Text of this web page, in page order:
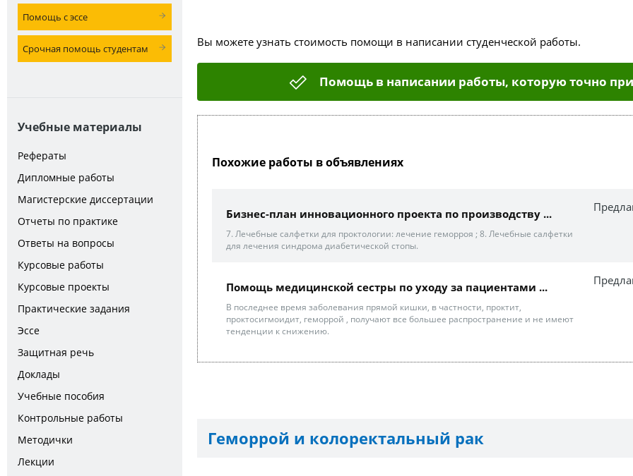
Помощь с эссе
Срочная помощь студентам
Учебные материалы
Рефераты
Дипломные работы
Магистерские диссертации
Отчеты по практике
Ответы на вопросы
Курсовые работы
Курсовые проекты
Практические задания
Эссе
Защитная речь
Доклады
Учебные пособия
Контрольные работы
Методички
Лекции
Вы можете узнать стоимость помощи в написании студенческой работы.
Помощь в написании работы, которую точно
Похожие работы в объявлениях
Бизнес-план инновационного проекта по производству ...
7. Лечебные салфетки для проктологии: лечение геморроя ; 8. Лечебные салфетки
для лечения синдрома диабетической стопы.
Помощь медицинской сестры по уходу за пациентами ...
В последнее время заболевания прямой кишки, в частности, проктит,
проктосигмоидит, геморрой , получают все большее распространение и не имеют
тенденции к снижению.
Геморрой и колоректальный рак